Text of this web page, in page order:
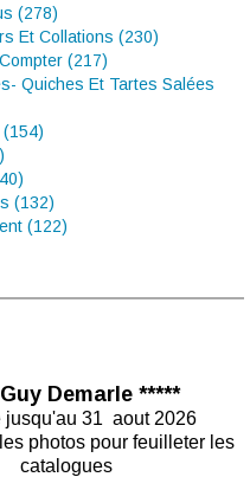
(278)
Et Collations (230)
(217)
Quiches Et Tartes Salées
(132)
(122)
Demarle *****
jusqu'au 31 aout 2026
photos pour feuilleter les
catalogues